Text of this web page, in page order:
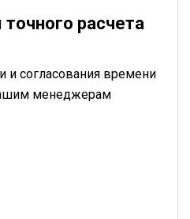
расчета
и согласования времени
менеджерам